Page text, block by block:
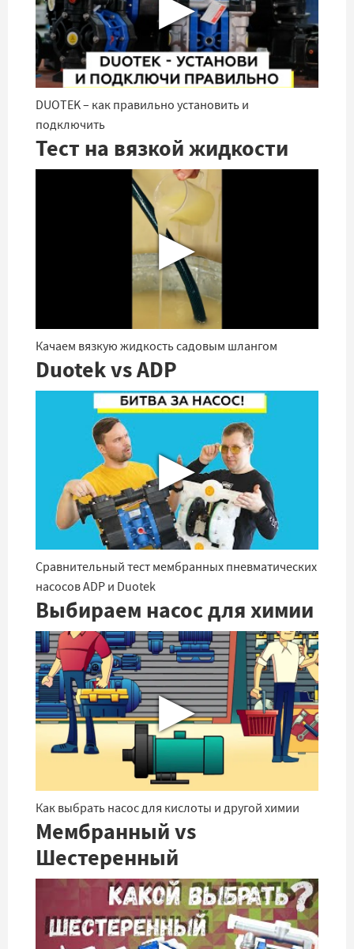
DUOTEK – как правильно установить и
подключить
Тест на вязкой жидкости
▶
Качаем вязкую жидкость садовым шлангом
Duotek vs ADP
▶
Сравнительный тест мембранных пневматических
насосов ADP и Duotek
Выбираем насос для химии
▶
Как выбрать насос для кислоты и другой химии
Мембранный vs
Шестеренный